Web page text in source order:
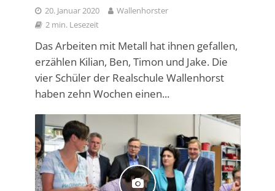
20. Januar 2020
Wallenhorster
2 min. Lesezeit
Das Arbeiten mit Metall hat ihnen gefallen,
erzählen Kilian, Ben, Timon und Jake. Die
vier Schüler der Realschule Wallenhorst
haben zehn Wochen einen...